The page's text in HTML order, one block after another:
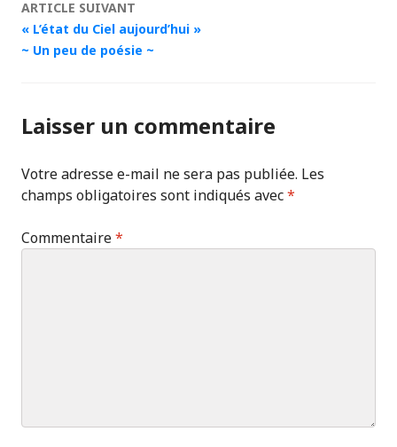
ARTICLE SUIVANT
« L’état du Ciel aujourd’hui »
~ Un peu de poésie ~
Laisser un commentaire
Votre adresse e-mail ne sera pas publiée. Les
champs obligatoires sont indiqués avec*
Commentaire*